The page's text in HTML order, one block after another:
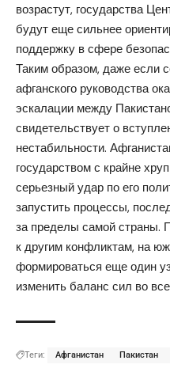
возрастут, государства
будут еще сильнее
поддержку в сфере
Таким образом, даже если
афганского руководства
эскалации между
свидетельствует о
нестабильности.
государством с крайне
серьезный удар по его
запустить процессы,
за пределы самой страны.
к другим конфликтам, на
формироваться еще один
изменить баланс сил во
Теги: Афганистан Пакистан